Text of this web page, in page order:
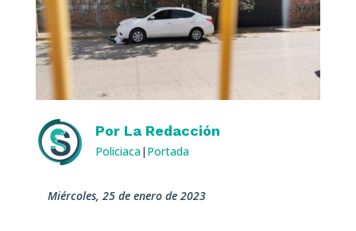
Por La Redacción
Policiaca| Portada
miércoles, 25 de enero de 2023